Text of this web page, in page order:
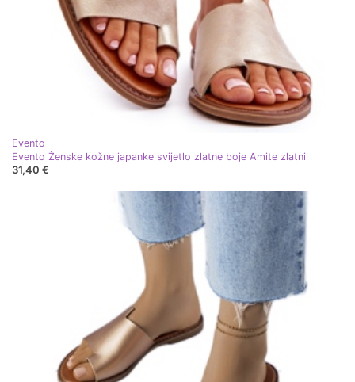
Evento
Evento Ženske kožne japanke svijetlo zlatne boje Amite zlatni
31,40 €